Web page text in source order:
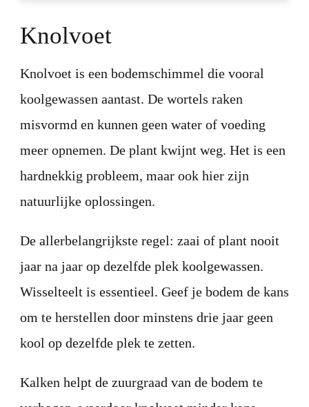
Knolvoet
Knolvoet is een bodemschimmel die vooral
koolgewassen aantast. De wortels raken
misvormd en kunnen geen water of voeding
meer opnemen. De plant kwijnt weg. Het is een
hardnekkig probleem, maar ook hier zijn
natuurlijke oplossingen.
De allerbelangrijkste regel: zaai of plant nooit
jaar na jaar op dezelfde plek koolgewassen.
Wisselteelt is essentieel. Geef je bodem de kans
om te herstellen door minstens drie jaar geen
kool op dezelfde plek te zetten.
Kalken helpt de zuurgraad van de bodem te